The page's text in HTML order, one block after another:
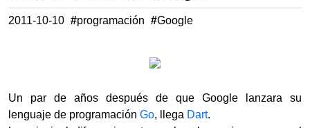
2011-10-10 #programación #Google
Un par de años después de que Google lanzara su
lenguaje de programaciónGo, llega Dart.